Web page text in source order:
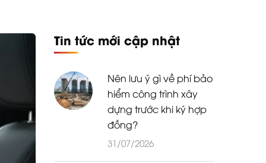
Tin tức mới cập nhật
Nên lưu ý gì về phí bảo
hiểm công trình xây
dựng trước khi ký hợp
đồng?
31/07/2026